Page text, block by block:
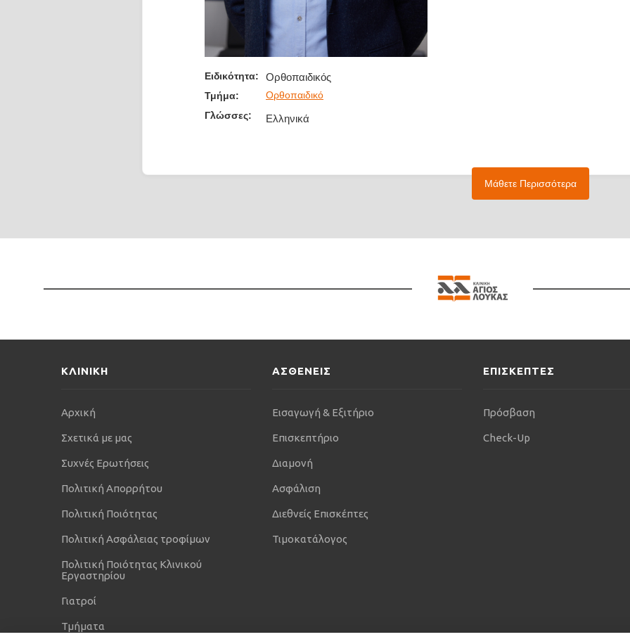
Ειδικότητα:
Τμήμα:
Γλώσσες:
Ορθοπαιδικός
Ορθοπαιδικό
Ελληνικά
Μάθετε Περισσότερα
ΚΛΙΝΙΚΗ
Αρχική
Σχετικά με μας
Συχνές Ερωτήσεις
Πολιτική Απορρήτου
Πολιτική Ποιότητας
Πολιτική Ασφάλειας τροφίμων
Πολιτική Ποιότητας Κλινικού
Εργαστηρίου
Γιατροί
Τμήματα
ΑΣΘΕΝΕΙΣ
Εισαγωγή & Εξιτήριο
Επισκεπτήριο
Διαμονή
Ασφάλιση
Διεθνείς Επισκέπτες
Τιμοκατάλογος
ΕΠΙΣΚΕΠΤΕΣ
Πρόσβαση
Check-Up